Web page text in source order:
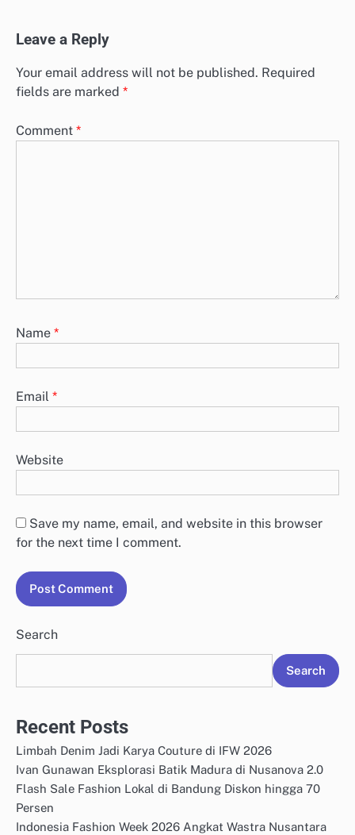
Leave a Reply
Your email address will not be published. Required
fields are marked *
Comment *
Name *
Email *
Website
Save my name, email, and website in this browser
for the next time I comment.
Search
Search
Recent Posts
Limbah Denim Jadi Karya Couture di IFW 2026
Ivan Gunawan Eksplorasi Batik Madura di Nusanova 2.0
Flash Sale Fashion Lokal di Bandung Diskon hingga 70
Persen
Indonesia Fashion Week 2026 Angkat Wastra Nusantara